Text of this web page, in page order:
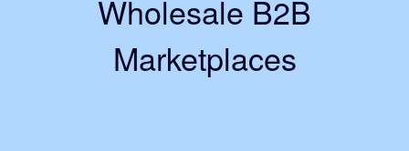
Wholesale B2B
Marketplaces